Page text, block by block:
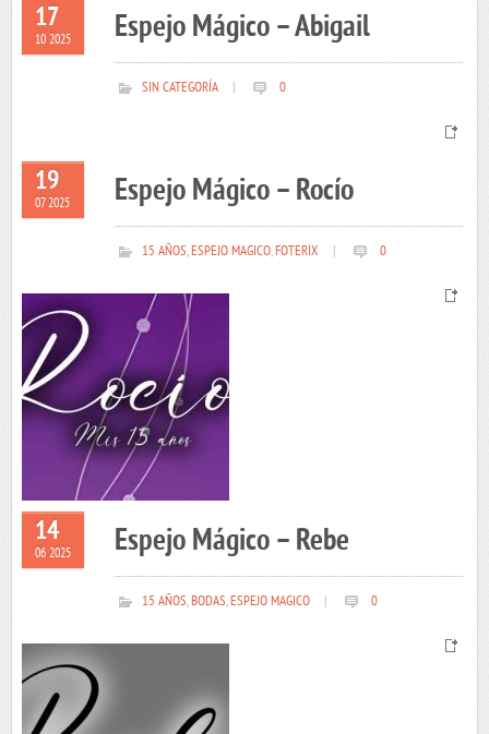
17
10 2025 Espejo Mágico – Abigail
SIN CATEGORÍA 0
19
07 2025 Espejo Mágico – Rocío
15 AÑOS,ESPEJO MAGICO,FOTERIX 0
14
06 2025 Espejo Mágico – Rebe
15 AÑOS,BODAS,ESPEJO MAGICO 0